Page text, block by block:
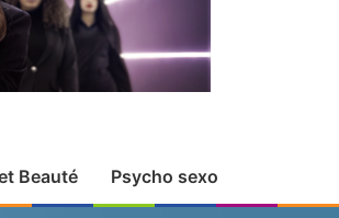
Beauté Psycho sexo